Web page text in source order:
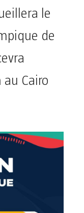
le
de
Cairo